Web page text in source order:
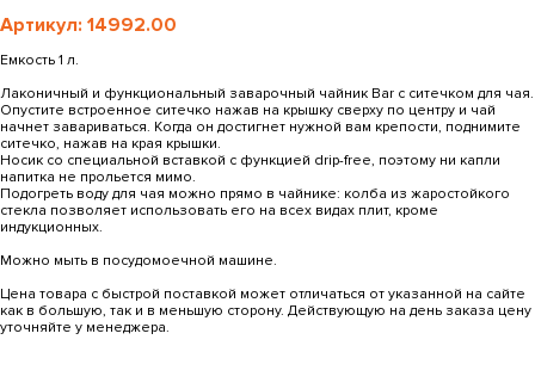
Артикул: 14992.00
Емкость 1 л.
Лаконичный и функциональный заварочный чайник Bar с ситечком для чая.
Опустите встроенное ситечко нажав на крышку сверху по центру и чай
начнет завариваться. Когда он достигнет нужной вам крепости, поднимите
ситечко, нажав на края крышки.
Носик со специальной вставкой с функцией drip-free, поэтому ни капли
напитка не прольется мимо.
Подогреть воду для чая можно прямо в чайнике: колба из жаростойкого
стекла позволяет использовать его на всех видах плит, кроме
индукционных.
Можно мыть в посудомоечной машине.
Цена товара с быстрой поставкой может отличаться от указанной на сайте
как в большую, так и в меньшую сторону. Действующую на день заказа цену
уточняйте у менеджера.